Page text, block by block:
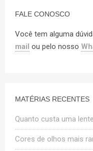
FALE CONOSCO
Você tem alguma
mail ou pelo nosso
MATÉRIAS RECENTES
Quanto custa uma
Cores de olhos mais